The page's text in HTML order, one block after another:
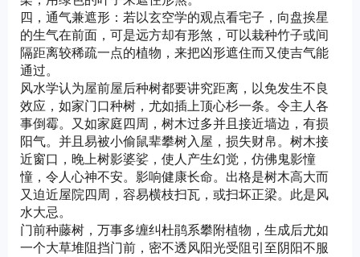
四，通气兼遮形：若以玄空学的观点看宅子，向盘挨星
的生气在前面，可是远方却有形煞，可以栽种竹子或间
隔距离较稀疏一点的植物，来把凶形遮住而又使吉气能
通过。
风水学认为屋前屋后种树都要讲究距离，以免发生不良
效应，如家门口种树，尤如插上顶心杉一条。令主人各
事倒霉。又如家庭四周，树木过多并且接近墙边，有损
阳气。并且易被小偷鼠辈攀树入屋，损失财帛。树木接
近窗口，晚上树影婆娑，使人产生幻觉，仿佛鬼影憧
憧，令人心神不安。影响健康长命。出格是树木高大而
又迫近屋院四周，容易横枝扫瓦，或扫坏正梁。此是风
水大忌。
门前种藤树，万事多缠纠杜鹃系攀附植物，生成后尤如
一个大草堆阻挡门前，密不透风阳光受阻引至阴阳不服